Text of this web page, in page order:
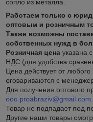
сопло из металла.
Работаем только с
оптовым и розничным
Также возможны
собственных нужд в
Розничная цена указана
НДС (для удобства
Цена действует от любого
оговариваются с
Для получения оптового
ooo.proabraziv@gmail.com
Товар не подпадает под
Другие наши товары